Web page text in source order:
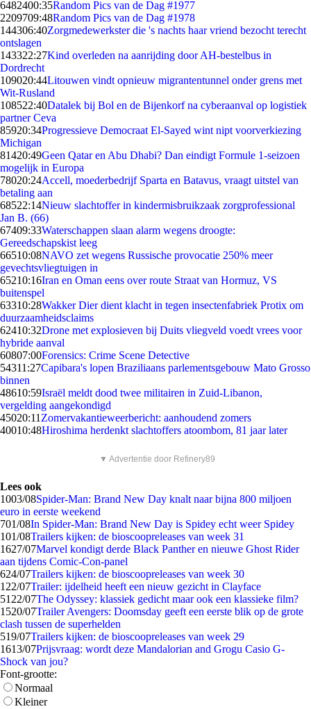
6482400:35Random Pics van de Dag #1977
2209709:48Random Pics van de Dag #1978
144306:40Zorgmedewerkster die 's nachts haar vriend bezocht terecht
ontslagen
143322:27Kind overleden na aanrijding door AH-bestelbus in
Dordrecht
109020:44Litouwen vindt opnieuw migrantentunnel onder grens met
Wit-Rusland
108522:40Datalek bij Bol en de Bijenkorf na cyberaanval op logistiek
partner Ceva
85920:34Progressieve Democraat El-Sayed wint nipt voorverkiezing
Michigan
81420:49Geen Qatar en Abu Dhabi? Dan eindigt Formule 1-seizoen
mogelijk in Europa
78020:24Accell, moederbedrijf Sparta en Batavus, vraagt uitstel van
betaling aan
68522:14Nieuw slachtoffer in kindermisbruikzaak zorgprofessional
Jan B. (66)
67409:33Waterschappen slaan alarm wegens droogte:
Gereedschapskist leeg
66510:08NAVO zet wegens Russische provocatie 250% meer
gevechtsvliegtuigen in
65210:16Iran en Oman eens over route Straat van Hormuz, VS
buitenspel
63310:28Wakker Dier dient klacht in tegen insectenfabriek Protix om
duurzaamheidsclaims
62410:32Drone met explosieven bij Duits vliegveld voedt vrees voor
hybride aanval
60807:00Forensics: Crime Scene Detective
54311:27Capibara's lopen Braziliaans parlementsgebouw Mato Grosso
binnen
48610:59Israël meldt dood twee militairen in Zuid-Libanon,
vergelding aangekondigd
45020:11 Zomervakantieweerbericht: aanhoudend zomers
40010:48Hiroshima herdenkt slachtoffers atoombom, 81 jaar later
▼ Advertentie door Refinery89
Lees ook
1003/08Spider-Man: Brand New Day knalt naar bijna 800 miljoen
euro in eerste weekend
701/08In Spider-Man: Brand New Day is Spidey echt weer Spidey
101/08Trailers kijken: de bioscoopreleases van week 31
1627/07Marvel kondigt derde Black Panther en nieuwe Ghost Rider
aan tijdens Comic-Con-panel
624/07Trailers kijken: de bioscoopreleases van week 30
1 22/07Trailer: ijdelheid heeft een nieuw gezicht in Clayface
51 22/07The Odyssey: klassiek gedicht maar ook een klassieke film?
1520/07Trailer Avengers: Doomsday geeft een eerste blik op de grote
clash tussen de superhelden
519/07Trailers kijken: de bioscoopreleases van week 29
1613/07Prijsvraag: wordt deze Mandalorian and Grogu Casio G-
Shock van jou?
Font-grootte:
Normaal
Kleiner